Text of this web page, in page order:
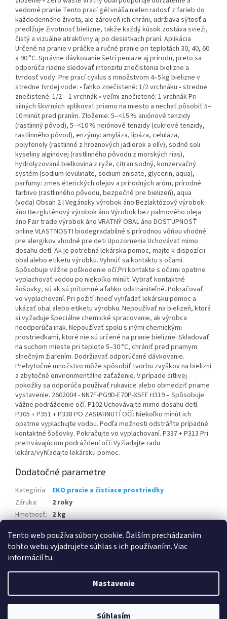
Tento web používa súbory cookie. Ďalším prechádzaním
tohto webu vyjadrujete súhlas s ich používaním. Viac
informáciítu.
Nastavenie
Súhlasím
vedomé pranie Tento prací gél vnáša nielen radosť z farieb do
každodenného života, ale zároveň ich chráni, udržiava sýtosť a
predlžuje životnosť bielizne, takže každý kúsok zostáva svieži,
čistý a vizuálne atraktívny aj po desiatkach praní. Aplikácia
Určené na pranie v práčke a ručné pranie pri teplotách 30, 40, 60
a 90 °C. Správne dávkovanie šetrí peniaze aj prírodu, preto sa
odporúča riadne sledovať intenzitu znečistenia bielizne a
tvrdosť vody. Pre prací cyklus s množstvom 4–5 kg bielizne v
stredne tvrdej vode: • ľahko znečistené: 1/2 vrchnáku • stredne
znečistené: 1/2 – 1 vrchnák • veľmi znečistené: 1 vrchnák Pri
silných škvrnách aplikovať priamo na miesto a nechať pôsobiť 5–
10 minút pred praním. Zloženie: 5–<15 % aniónové tenzidy
(rastlinný pôvod), 5–<10 % neiónové tenzidy (cukrové tenzidy,
rastlinného pôvod), enzýmy: amyláza, lipáza, celuláza,
polyfenoly (rastlinné z hroznových jadierok a olív), sodné soli
kyseliny alginovej (rastlinného pôvodu z morských rias),
hydrolyzovaná bielkovina z ryže, citran sodný, konzervačný
systém (sodium levulinate, sodium anisate, glycerin, aqua),
parfumy: zmes éterických olejov a prírodných aróm, prírodné
farbivo (rastlinného pôvodu, bezpečné pre bielizeň), aqua
(voda) Obsah 2 l Vegánsky výrobok áno Bezlaktózový výrobok
áno Bezgluténový výrobok áno Výrobok bez palmového oleja
áno Fair trade výrobok áno VRATNÝ OBAL áno DOSTUPNOSŤ
online VLASTNOSTI biodegradabilné s prírodnou vôňou vhodné
pre alergikov vhodné pre deti Upozornenia Uchovávať mimo
dosahu detí. Ak je potrebná lekárska pomoc, majte k dispozícii
obal alebo etiketu výrobku. Vyhnúť sa kontaktu s očami.
Spôsobuje vážne poškodenie očí.Pri kontakte s očami opatrne
vyplachovať vodou po niekoľko minút. Vybrať kontaktné
šošovky, sú ak sú prítomné a ľahko odstrániteľné. Pokračovať
vo vyplachovaní. Pri požití ihneď vyhľadať lekársku pomoc a
ukázať obal alebo etiketu výrobku. Nepoužívať na bielizeň, ktorá
si vyžaduje špeciálne chemické spracovanie, ak výrobca
neodporúča inak. Nepoužívať spolu s inými chemickými
prostriedkami, ktoré nie sú určené na pranie bielizne. Skladovať
na suchom mieste pri teplote 5–30 °C, chrániť pred priamym
slnečným žiarením. Dodržiavať odporúčané dávkovanie.
Prebytočné množstvo môže spôsobiť tvorbu zvyškov na bielizni
a zbytočné environmentálne zaťaženie. V prípade citlivej
pokožky sa odporúča používať rukavice alebo obmedziť priame
vystavenie. 2602004 - NN7F-PG9D-E70P-XSFF H319 – Spôsobuje
vážne podráždenie očí. P102 Uchovávajte mimo dosahu detí.
P305 + P351 + P338 PO ZASIAHNUTÍ OČÍ: Niekoľko minút ich
opatrne vyplachujte vodou. Podľa možnosti odstráňte prípadné
kontaktné šošovky. Pokračujte vo vyplachovaní. P337 + P313 Pri
pretrvávajúcom podráždení očí: Vyžiadajte radu
lekára/vyhľadajte lekársku pomoc.
Dodatočné parametre
Kategória:
EKO pracie a čistiace prostriedky
Záruka:
2 roky
Hmotnosť: 2 kg
Copyright 2026Satelitná technika, elektronika. Všetky práva
vyhradené.